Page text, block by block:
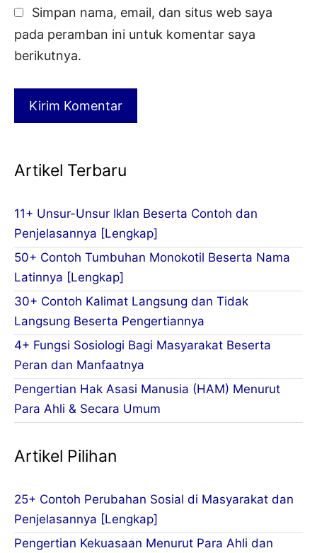
Simpan nama, email, dan situs web saya
pada peramban ini untuk komentar saya
berikutnya.
Artikel Terbaru
11+ Unsur-Unsur Iklan Beserta Contoh dan
Penjelasannya [Lengkap]
50+ Contoh Tumbuhan Monokotil Beserta Nama
Latinnya [Lengkap]
30+ Contoh Kalimat Langsung dan Tidak
Langsung Beserta Pengertiannya
4+ Fungsi Sosiologi Bagi Masyarakat Beserta
Peran dan Manfaatnya
Pengertian Hak Asasi Manusia (HAM) Menurut
Para Ahli & Secara Umum
Artikel Pilihan
25+ Contoh Perubahan Sosial di Masyarakat dan
Penjelasannya [Lengkap]
Pengertian Kekuasaan Menurut Para Ahli dan